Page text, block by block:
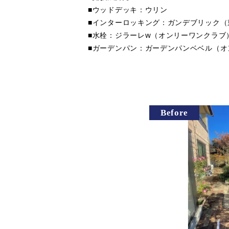
■ウッドデッキ：ウリン
■インターロッキング：ガンデブリック
■水栓：ジラーレw（オンリーワンクラブ
■ガーデンパン：ガーデンパンベベル（